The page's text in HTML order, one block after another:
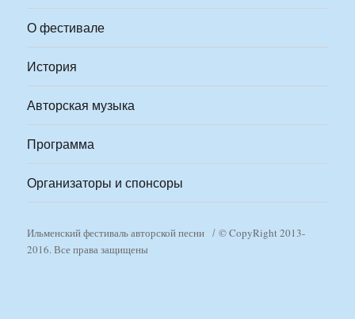
О фестивале
История
Авторская музыка
Программа
Организаторы и спонсоры
Ильменский фестиваль авторской песни
© CopyRight 2013-
2016. Все права защищены